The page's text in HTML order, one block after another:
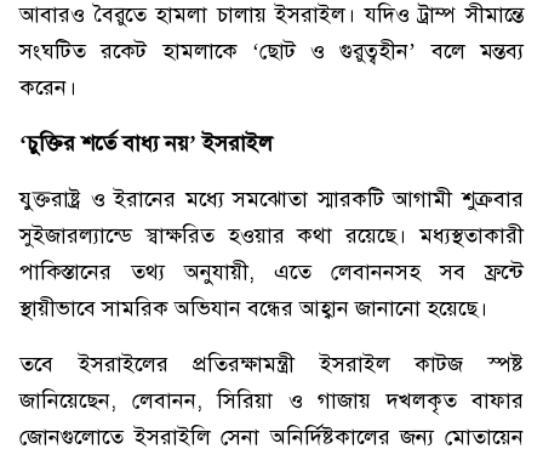
আবারও বৈরুতে হামলা চালায় ইসরাইল। যদিও ট্রাম্প সীমান্তে
সংঘটিত রকেট হামলাকে ‘ছোট ও গুরুত্বহীন’ বলে মন্তব্য
করেন।
‘চুক্তির শর্তে বাধ্য নয়’ ইসরাইল
যুক্তরাষ্ট্র ও ইরানের মধ্যে সমঝোতা স্মারকটি আগামী শুক্রবার
সুইজারল্যান্ডে স্বাক্ষরিত হওয়ার কথা রয়েছে। মধ্যস্থতাকারী
পাকিস্তানের তথ্য অনুযায়ী, এতে লেবাননসহ সব ফ্রন্টে
স্থায়ীভাবে সামরিক অভিযান বন্ধের আহ্বান জানানো হয়েছে।
তবে ইসরাইলের প্রতিরক্ষামন্ত্রী ইসরাইল কাটজ স্পষ্ট
জানিয়েছেন, লেবানন, সিরিয়া ও গাজায় দখলকৃত বাফার
জোনগুলোতে ইসরাইলি সেনা অনির্দিষ্টকালের জন্য মোতায়েন